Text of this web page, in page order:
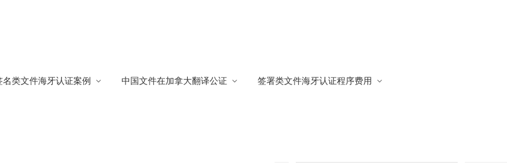
名类文件海牙认证案例 中国文件在加拿大翻译公证 签署类文件海牙认证程序费用